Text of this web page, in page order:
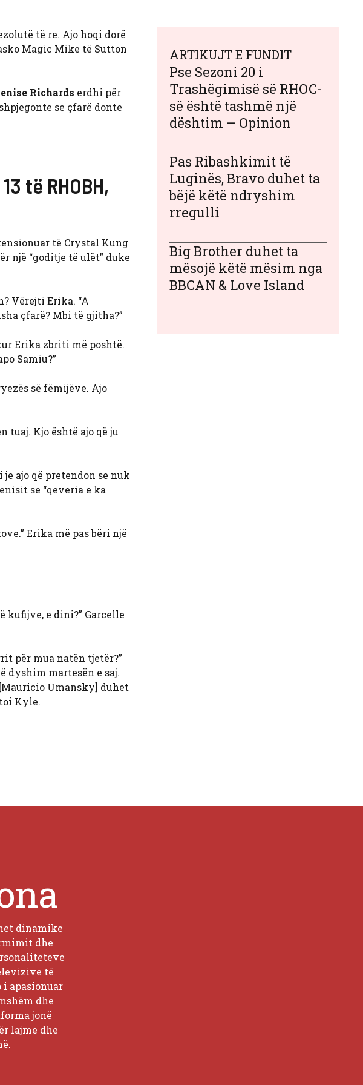
të re. Ajo hoqi dorë
Magic Mike të Sutton
Richards erdhi për
se çfarë donte
të RHOBH,
të Crystal Kung
një “goditje të ulët” duke
Vërejti Erika. “A
çfarë? Mbi të gjitha?”
Erika zbriti më poshtë.
Samiu?”
së fëmijëve. Ajo
tuaj. Kjo është ajo që ju
ajo që pretendon se nuk
se “qeveria e ka
Erika më pas bëri një
kufijve, e dini?” Garcelle
për mua natën tjetër?”
dyshim martesën e saj.
Umansky] duhet
Kyle.
ARTIKUJT E FUNDIT
Pse Sezoni 20 i
Trashëgimisë së RHOC-
së është tashmë një
dështim – Opinion
Pas Ribashkimit të
Luginës, Bravo duhet ta
bëjë këtë ndryshim
rregulli
Big Brother duhet ta
mësojë këtë mësim nga
BBCAN & Love Island
dinamike
dhe
të
apasionuar
dhe
jonë
lajme dhe